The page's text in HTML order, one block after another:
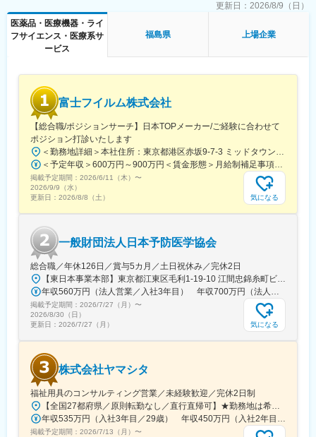
・難しい業務要件の整理・仕様策定・データモデル設計
・ベンダーコントロール、開発プロセス（CI/CD, IaC）の改善
・バックエンド/フロントエンドの実装（自ら手を動かす実装含
Backend: Python
Frontend: React (SPA)
Infrastructure: AWS
Tools: Salesforce
Data：DWH/BI（Radshift/Quicksight)
■所属組織
2025年7月に発足したDX推進部には3名が在籍。（部長1名、PM2
名/40代）PMと横並びの立場で開発リードいただきたいと考えて
ェーズでのDX推進や組織立ち上げに興味をお持ちの方をお待ちし
ています。
■働きやすい環境
フルリモート可能。関東近郊・札幌市内にお住まいの場合、対面
コミュニケーションが必要な場合や参画初期で出社頂く可能性が
あります。子育てと両立して活躍している社員もおり、柔軟な働
き方が可能です。
更新日： 2026/8/9（日）
医薬品・医療機器・ライ
フサイエンス・医療系サ
ービス
福島県 上場企業
富士フイルム株式会社
【総合職/ポジションサーチ】日本TOPメーカー/ご経験に合わせて
ポジション打診いたします
＜勤務地詳細＞本社住所：東京都港区赤坂9-7-3 ミッドタウン・ウェスト勤務地最寄駅：東京メトロ日比谷線／都営大江戸線／六本木駅受動喫煙対策：敷地内全面禁煙
＜予定年収＞600万円～900万円＜賃金形態＞月給制補足事項なし＜賃金内訳＞月額（基本給）：300,000円～500,000円＜月給＞300,000円～500,000円＜昇給有無＞有＜残業手当＞有賃金はあくまでも目安の金額であり、選考を通じて上下する可能性があります。月給(月額)は固定手当を含めた表記です。
掲載予定期間： 2026/6/11（木） 〜
2026/9/9（水）
更新日： 2026/8/8（土） 気になる
一般財団法人日本予防医学協会
総合職／年休126日／賞与5カ月／土日祝休み／完休2日
【東日本事業本部】東京都江東区毛利1-19-10 江間忠錦糸町ビル※訪問先からの直行直帰が可能です！＜アクセス＞・JR総武線（快速・各駅停車）／東京メトロ半蔵門線 錦糸町駅より徒歩5分・東京メトロ半蔵門線／都営新宿線 住吉駅より徒歩5分※受動喫煙対策:屋内全面禁煙
年収560万円（法人営業／入社3年目） 年収700万円（法人営業・チームリーダー／入社5年目）
掲載予定期間： 2026/7/27（月） 〜
2026/8/30（日）
更新日： 2026/7/27（月） 気になる
株式会社ヤマシタ
福祉用具のコンサルティング営業／未経験歓迎／完休2日制
【全国27都府県／原則転勤なし／直行直帰可】★勤務地は希望を考慮★拠点により車通勤OK※充足状況により、ご希望の勤務地での募集が終了している場合があります。※転居を伴う転勤の有無は、半年ごとに希望を伺い、選択いただけます。■東北■・宮城県（仙台市）■関東■・東京都（東京23区など）・神奈川県（横浜市など）・埼玉県（さいたま市など）・千葉県（千葉市など）・茨城県（水戸市）・栃木県（宇都宮市／足利市）・群馬県（前橋市）■東海■・愛知県（名古屋市／豊田市／豊橋市／小牧市）・静岡県（静岡市／浜松市／沼津市／焼津市／富士市）・岐阜県（岐阜市）・三重県（四日市市）■信越・北陸■・長野県（長野市）・山梨県（甲府市）・石川県（金沢市）・富山県（富山市）・福井県（福井市）■関西■・大阪府・兵庫県（神戸市／尼崎市／姫路市）・京都府（京都市）・奈良県（奈良市／天理市）・滋賀県（大津市／彦根市）・和歌山県（和歌山市／田辺市）■中国■・広島県（広島市）・岡山県（岡山市）■四国■・香川県（高松市）■九州■・福岡県（福岡市）
年収535万円（入社3年目／29歳） 年収450万円（入社2年目／26歳）
掲載予定期間： 2026/7/13（月） 〜